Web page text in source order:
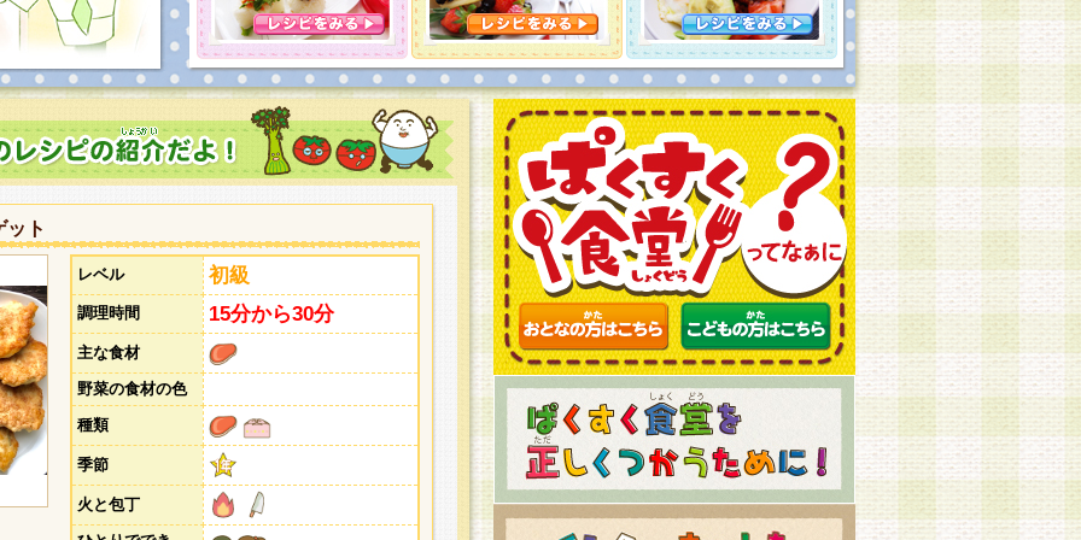
ット
レベル 初級
調理時間 15分から30分
主な食材
野菜の食材の色
種類
季節
火と包丁